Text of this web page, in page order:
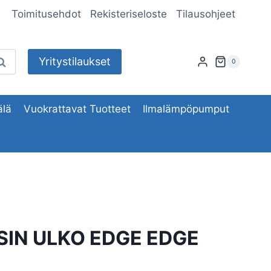
Toimitusehdot Rekisteriseloste Tilausohjeet
Yritystilaukset 0
Vuokrattavat Tuotteet Ilmalämpöpumput
ULKO EDGE EDGE